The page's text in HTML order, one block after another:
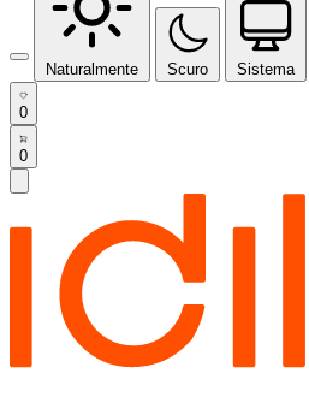
Naturalmente Scuro Sistema
0
0